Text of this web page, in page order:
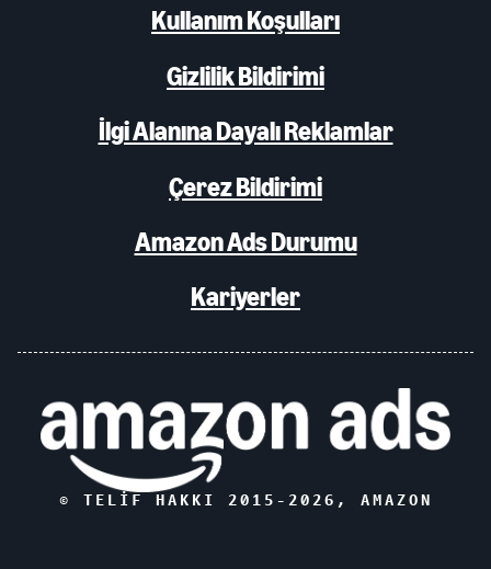
Kullanım Koşulları
Gizlilik Bildirimi
İlgi Alanına Dayalı Reklamlar
Çerez Bildirimi
Amazon Ads Durumu
Kariyerler
© TELIF HAKKI 2015- 2026 , AMAZON